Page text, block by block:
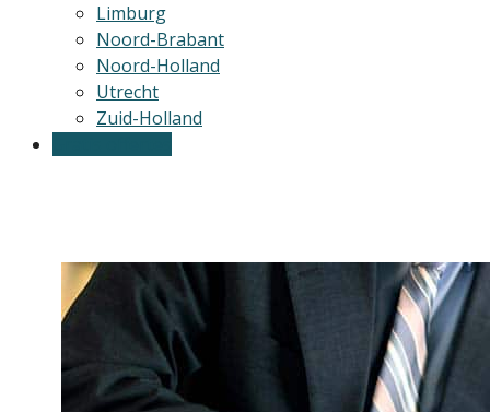
Limburg
Noord-Brabant
Noord-Holland
Utrecht
Zuid-Holland